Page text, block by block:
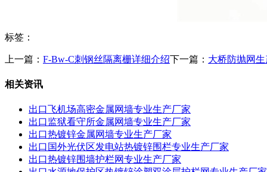
标签：
上一篇： F-Bw-C刺钢丝隔离栅详细介绍下一篇： 大桥防抛网
相关资讯
出口飞机场高密金属网墙专业生产厂家
出口监狱看守所金属网墙专业生产厂家
出口热镀锌金属网墙专业生产厂家
出口国外光伏区发电站热镀锌围栏专业生产厂家
出口热镀锌围墙护栏网专业生产厂家